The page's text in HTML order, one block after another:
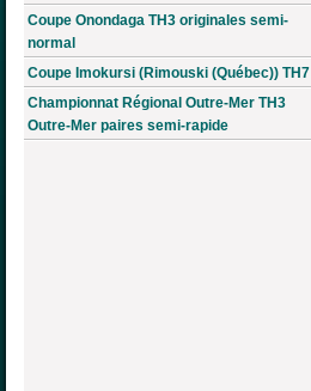
Coupe Onondaga TH3 originales semi-
normal
Coupe Imokursi (Rimouski (Québec)) TH7
Championnat Régional Outre-Mer TH3
Outre-Mer paires semi-rapide